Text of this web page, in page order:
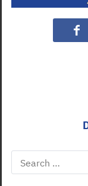
Search
for: